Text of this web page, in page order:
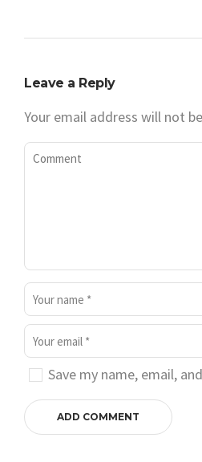
Leave a Reply
Your email address will not
Save my name, email,